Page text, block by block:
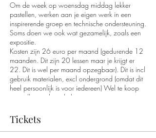
Om de week op woensdag middag lekker
pastellen, werken aan je eigen werk in een
inspirerende groep en technische ondersteuning.
Soms doen we ook wat gezamelijk, zoals een
expositie.
Kosten zijn 26 euro per maand (gedurende 12
maanden. Dit zijn 20 lessen maar je krijgt er
22. Dit is wel per maand opzegbaar). Dit is incl
gebruik materialen, excl ondergrond (omdat dit
heel persoonlijk is voor iedereen) Wel te koop
per velletje tijdens de les.
Tickets